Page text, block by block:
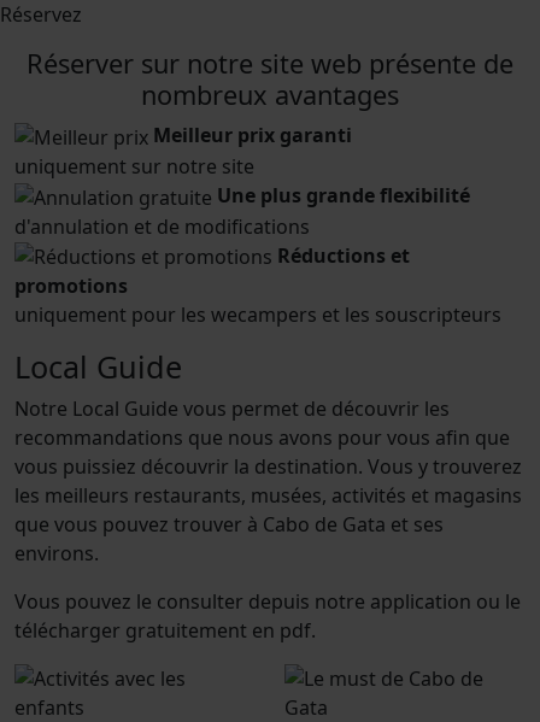
Réservez
Réserver sur notre site web présente de
nombreux avantages
Meilleur prix garanti
uniquement sur notre site
Une plus grande flexibilité
d'annulation et de modifications
Réductions et
promotions
uniquement pour les wecampers et les souscripteurs
Local Guide
Notre Local Guide vous permet de découvrir les
recommandations que nous avons pour vous afin que
vous puissiez découvrir la destination. Vous y trouverez
les meilleurs restaurants, musées, activités et magasins
que vous pouvez trouver à Cabo de Gata et ses
environs.
Vous pouvez le consulter depuis notre application ou le
télécharger gratuitement en pdf.